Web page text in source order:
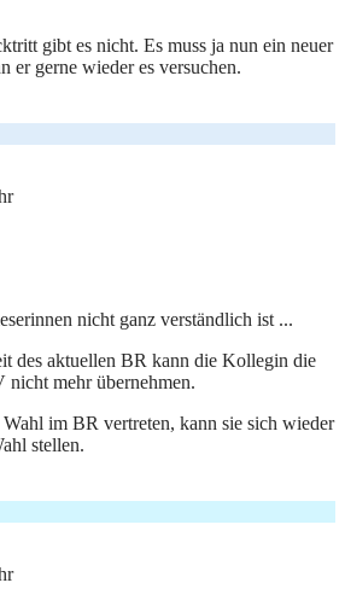
gibt es nicht. Es muss ja nun ein neuer
er gerne wieder es versuchen.
nicht ganz verständlich ist ...
des aktuellen BR kann die Kollegin die
mehr übernehmen.
Wahl im BR vertreten, kann sie sich wieder
stellen.